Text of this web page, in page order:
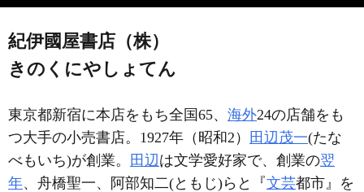
紀伊國屋書店（株）
きのくにやしょてん
東京都新宿に本店をもち全国65、 海外24の店舗をも
つ大手の小売書店。1927年（昭和2）
田辺茂一(たな
べもいち)が創業。
田辺は文学愛好家で、創業の翌
年、舟橋聖一、阿部知二(ともじ)らと『文芸都市』を